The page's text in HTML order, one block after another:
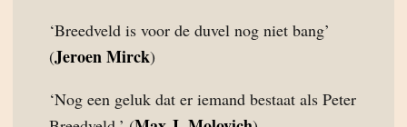
‘Breedveld is voor de duvel nog niet bang’
(Jeroen Mirck)
‘Nog een geluk dat er iemand bestaat als Peter